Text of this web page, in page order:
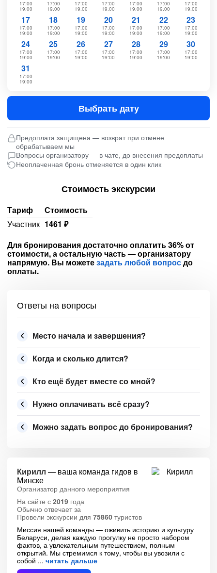
17:00
19:00
17:00
19:00
17:00
19:00
17:00
19:00
17:00
19:00
17:00
19:00
17:00
19:00
17
17:00
19:00
18
17:00
19:00
19
17:00
19:00
20
17:00
19:00
21
17:00
19:00
22
17:00
19:00
23
17:00
19:00
24
17:00
19:00
25
17:00
19:00
26
17:00
19:00
27
17:00
19:00
28
17:00
19:00
29
17:00
19:00
30
17:00
19:00
31
17:00
19:00
Выбрать дату
Предоплата защищена — возврат при отмене
обрабатываем мы
Вопросы организатору — в чате, до внесения предоплаты
Неоплаченная бронь отменяется в один клик
Стоимость экскурсии
Тариф
Стоимость
Участник 1461 ₽
Для бронирования достаточно оплатить 36% от
стоимости, а остальную часть — организатору
напрямую. Вы можетезадать любой вопросдо
оплаты.
Ответы на вопросы
Место начала и завершения?
Когда и сколько длится?
Кто ещё будет вместе со мной?
Нужно оплачивать всё сразу?
Можно задать вопрос до бронирования?
Кирилл — ваша команда гидов в
Минске
Организатор данного мероприятия
На сайте с 2019 года
Обычно отвечает за
Провели экскурсии для 75860 туристов
Миссия нашей команды — оживить историю и культуру
Беларуси, делая каждую прогулку не просто набором
фактов, а увлекательным путешествием, полным
открытий. Мы стремимся к тому, чтобы вы увозили с
собой
читать дальше